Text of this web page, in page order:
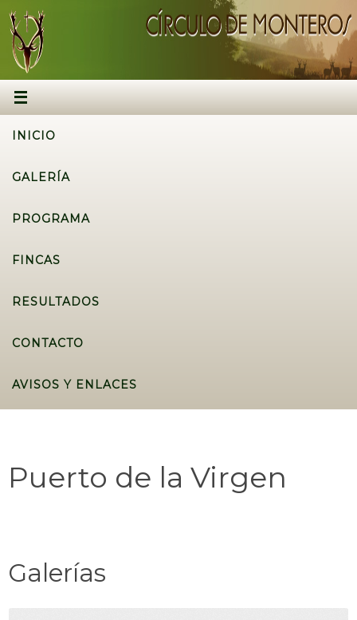
INICIO
GALERÍA
PROGRAMA
FINCAS
RESULTADOS
CONTACTO
AVISOS Y ENLACES
Puerto de la Virgen
Galerías